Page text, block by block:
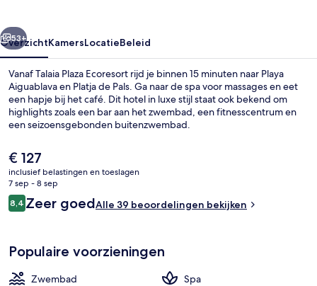
Volgende
53+
OverzichtKamersLocatieBeleid
Vanaf Talaia Plaza Ecoresort rijd je binnen 15 minuten naar Playa
Aiguablava en Platja de Pals. Ga naar de spa voor massages en eet
een hapje bij het café. Dit hotel in luxe stijl staat ook bekend om
highlights zoals een bar aan het zwembad, een fitnesscentrum en
een seizoensgebonden buitenzwembad.
De
huidige
prijs
is
€ 127
€ 127
inclusief belastingen en toeslagen
7 sep - 8 sep
Beoordelingen
8,48,4 op 10 –
Zeer goedAlle 39 beoordelingen bekijken
Populaire voorzieningen
Zwembad
Spa